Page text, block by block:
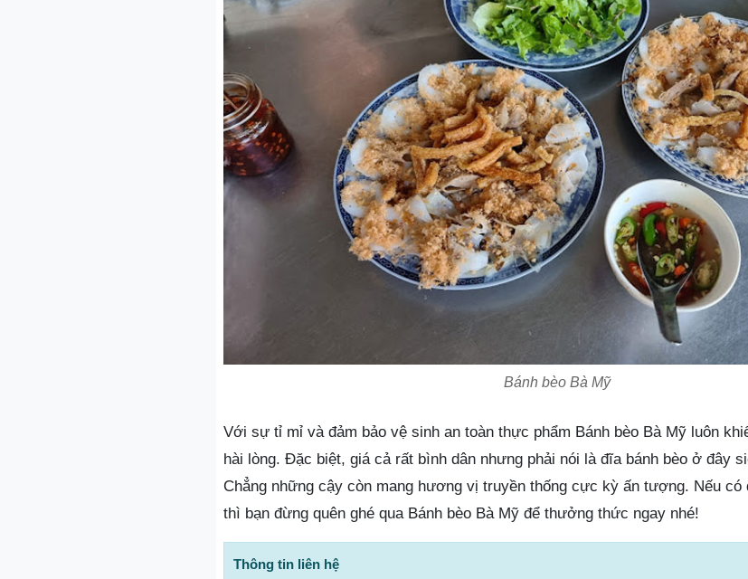
Bánh bèo Bà Mỹ
Với sự tỉ mỉ và đảm bảo vệ sinh an toàn thực phẩm Bánh bèo Bà Mỹ luôn
hài lòng. Đặc biệt, giá cả rất bình dân nhưng phải nói là đĩa bánh bèo ở đây
Chẳng những cậy còn mang hương vị truyền thống cực kỳ ấn tượng. Nếu có
thì bạn đừng quên ghé qua Bánh bèo Bà Mỹ để thưởng thức ngay nhé!
Thông tin liên hệ